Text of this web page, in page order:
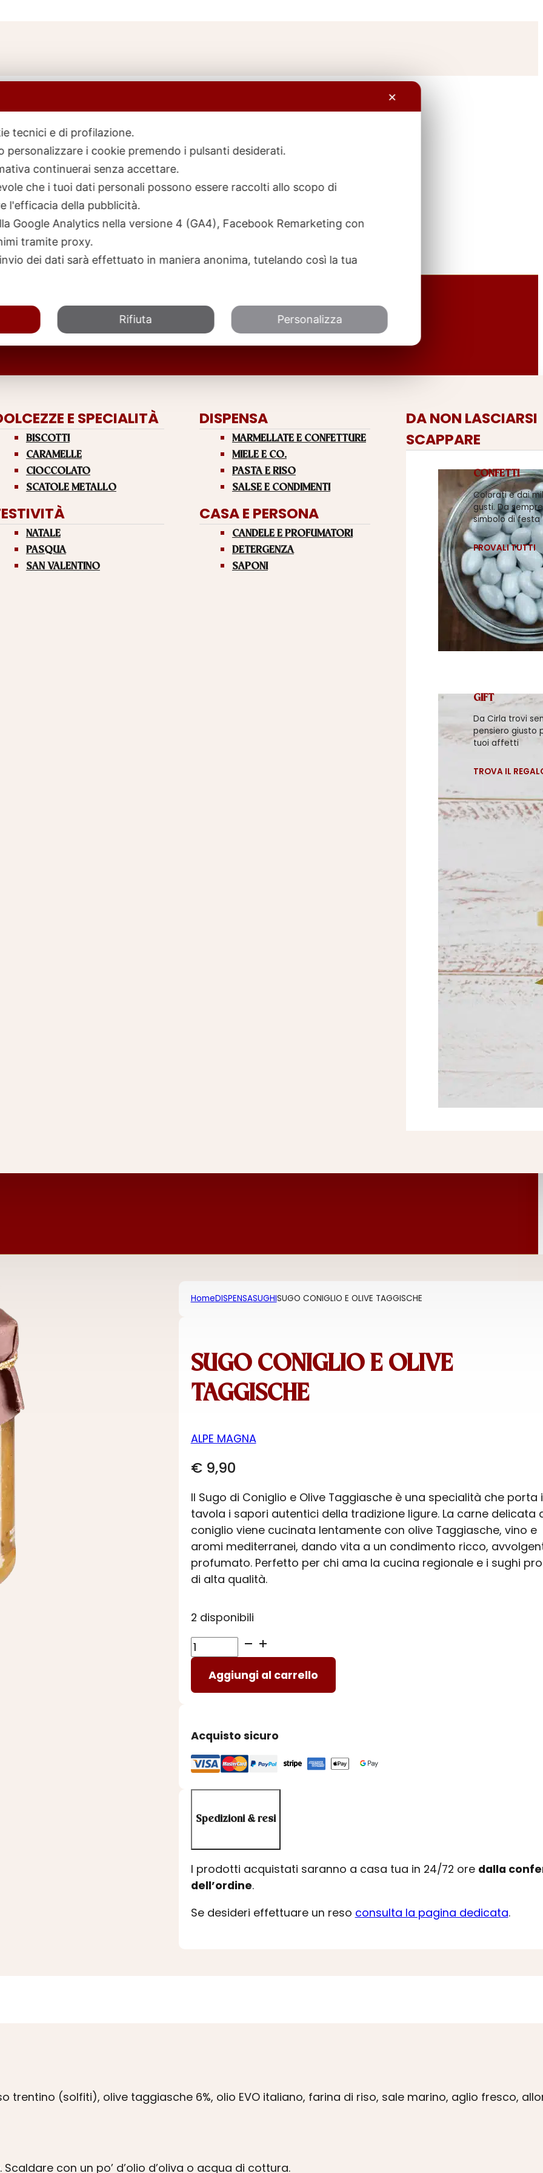
E SPECIALITÀ
BISCOTTI
CARAMELLE
CIOCCOLATO
SCATOLE METALLO
NATALE
PASQUA
SAN VALENTINO
DISPENSA
MARMELLATE E CONFETTURE
MIELE E CO.
PASTA E RISO
SALSE E CONDIMENTI
CASA E PERSONA
CANDELE E PROFUMATORI
DETERGENZA
SAPONI
DA NON LASCIARSI
SCAPPARE
CONFETTI
Colorati e dai
gusti. Da sempre
simbolo di festa
PROVALI TUTTI
GIFT
Da Cirla trovi
pensiero giusto
tuoi affetti
TROVA IL
HomeDISPENSASUGHISUGO CONIGLIO E OLIVE TAGGISCHE
SUGO CONIGLIO E OLIVE
TAGGISCHE
ALPE MAGNA
€9,90
Il Sugo di Coniglio e Olive Taggiasche è una specialità che porta
tavola i sapori autentici della tradizione ligure. La carne delicata
coniglio viene cucinata lentamente con olive Taggiasche, vino e
aromi mediterranei, dando vita a un condimento ricco,
profumato. Perfetto per chi ama la cucina regionale e i sughi
di alta qualità.
2 disponibili
SUGO
CONIGLIO
OLIVE
Aggiungi al carrello
Acquisto sicuro
Spedizioni & resi
I prodotti acquistati saranno a casa tua in 24/72 ore dalla
dell’ordine.
Se desideri effettuare un reso consulta la pagina dedicata.
trentino (solfiti), olive taggiasche 6%, olio EVO italiano, farina di riso, sale marino, aglio fresco,
con un po’ d’olio d’oliva o acqua di cottura.
✕
tecnici e di profilazione.
personalizzare i cookie premendo i pulsanti desiderati.
continuerai senza accettare.
che i tuoi dati personali possono essere raccolti allo scopo di
l'efficacia della pubblicità.
Google Analytics nella versione 4 (GA4), Facebook Remarketing con
tramite proxy.
dei dati sarà effettuato in maniera anonima, tutelando così la tua
Rifiuta Personalizza